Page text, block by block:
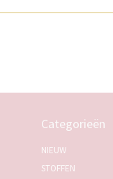
Categorieën
NIEUW
STOFFEN